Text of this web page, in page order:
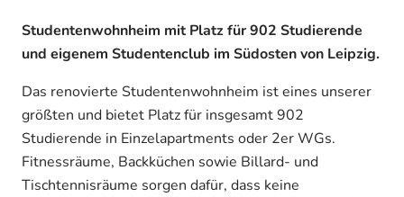
Studentenwohnheim mit Platz für 902 Studierende
und eigenem Studentenclub im Südosten von Leipzig.
Das renovierte Studentenwohnheim ist eines unserer
größten und bietet Platz für insgesamt 902
Studierende in Einzelapartments oder 2er WGs.
Fitnessräume, Backküchen sowie Billard- und
Tischtennisräume sorgen dafür, dass keine